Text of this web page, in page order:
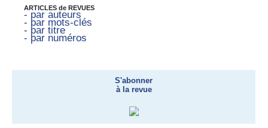
ARTICLES de REVUES
- par auteurs
- par mots-clés
- par titre
- par numéros
S'abonner
à la revue